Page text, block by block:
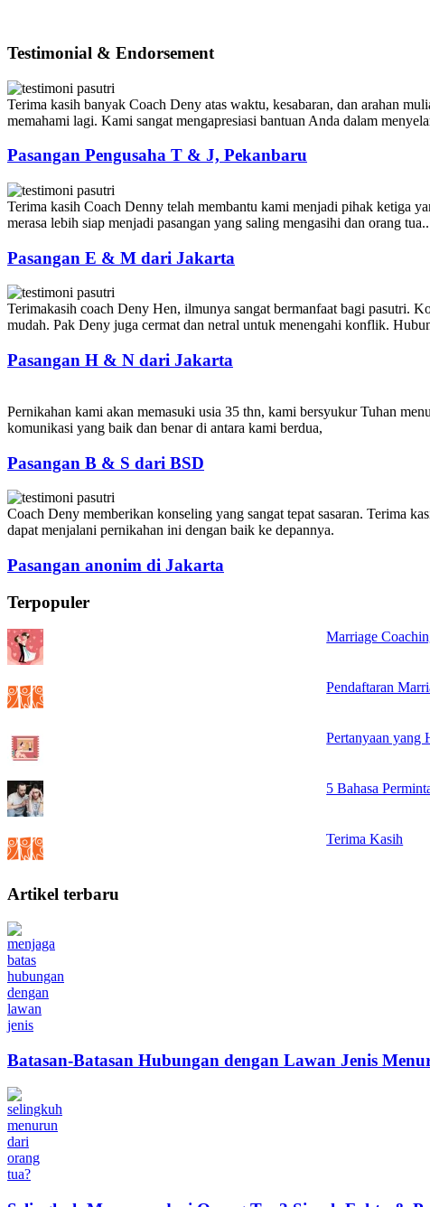
Testimonial & Endorsement
Terima kasih banyak Coach Deny atas waktu, kesabaran, dan arahan
memahami lagi. Kami sangat mengapresiasi bantuan Anda dalam
Pasangan Pengusaha T & J, Pekanbaru
Terima kasih Coach Denny telah membantu kami menjadi pihak ketiga
merasa lebih siap menjadi pasangan yang saling mengasihi dan orang
Pasangan E & M dari Jakarta
Terimakasih coach Deny Hen, ilmunya sangat bermanfaat bagi pasutri.
mudah. Pak Deny juga cermat dan netral untuk menengahi konflik.
Pasangan H & N dari Jakarta
Pernikahan kami akan memasuki usia 35 thn, kami bersyukur Tuhan
komunikasi yang baik dan benar di antara kami berdua,
Pasangan B & S dari BSD
Coach Deny memberikan konseling yang sangat tepat sasaran. Terima
dapat menjalani pernikahan ini dengan baik ke depannya.
Pasangan anonim di Jakarta
Terpopuler
Marriage
Pendaftaran
Pertanyaan yang
5 Bahasa
Terima Kasih
Artikel terbaru
Batasan-Batasan Hubungan dengan Lawan Jenis